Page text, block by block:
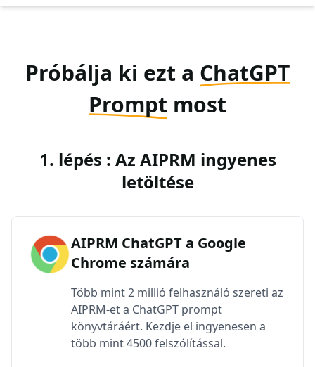
Próbálja ki ezt a ChatGPT
Prompt most
1. lépés : Az AIPRM ingyenes
letöltése
AIPRM ChatGPT a Google
Chrome számára
Több mint 2 millió felhasználó szereti az
AIPRM-et a ChatGPT prompt
könyvtáráért. Kezdje el ingyenesen a
több mint 4500 felszólítással.